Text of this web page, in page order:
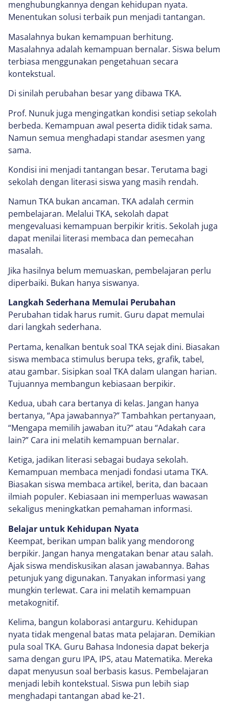
menghubungkannya dengan kehidupan nyata.
Menentukan solusi terbaik pun menjadi tantangan.
Masalahnya bukan kemampuan berhitung.
Masalahnya adalah kemampuan bernalar. Siswa belum
terbiasa menggunakan pengetahuan secara
kontekstual.
Di sinilah perubahan besar yang dibawa TKA.
Prof. Nunuk juga mengingatkan kondisi setiap sekolah
berbeda. Kemampuan awal peserta didik tidak sama.
Namun semua menghadapi standar asesmen yang
sama.
Kondisi ini menjadi tantangan besar. Terutama bagi
sekolah dengan literasi siswa yang masih rendah.
Namun TKA bukan ancaman. TKA adalah cermin
pembelajaran. Melalui TKA, sekolah dapat
mengevaluasi kemampuan berpikir kritis. Sekolah juga
dapat menilai literasi membaca dan pemecahan
masalah.
Jika hasilnya belum memuaskan, pembelajaran perlu
diperbaiki. Bukan hanya siswanya.
Langkah Sederhana Memulai Perubahan
Perubahan tidak harus rumit. Guru dapat memulai
dari langkah sederhana.
Pertama, kenalkan bentuk soal TKA sejak dini. Biasakan
siswa membaca stimulus berupa teks, grafik, tabel,
atau gambar. Sisipkan soal TKA dalam ulangan harian.
Tujuannya membangun kebiasaan berpikir.
Kedua, ubah cara bertanya di kelas. Jangan hanya
bertanya, “Apa jawabannya?” Tambahkan pertanyaan,
“Mengapa memilih jawaban itu?” atau “Adakah cara
lain?” Cara ini melatih kemampuan bernalar.
Ketiga, jadikan literasi sebagai budaya sekolah.
Kemampuan membaca menjadi fondasi utama TKA.
Biasakan siswa membaca artikel, berita, dan bacaan
ilmiah populer. Kebiasaan ini memperluas wawasan
sekaligus meningkatkan pemahaman informasi.
Belajar untuk Kehidupan Nyata
Keempat, berikan umpan balik yang mendorong
berpikir. Jangan hanya mengatakan benar atau salah.
Ajak siswa mendiskusikan alasan jawabannya. Bahas
petunjuk yang digunakan. Tanyakan informasi yang
mungkin terlewat. Cara ini melatih kemampuan
metakognitif.
Kelima, bangun kolaborasi antarguru. Kehidupan
nyata tidak mengenal batas mata pelajaran. Demikian
pula soal TKA. Guru Bahasa Indonesia dapat bekerja
sama dengan guru IPA, IPS, atau Matematika. Mereka
dapat menyusun soal berbasis kasus. Pembelajaran
menjadi lebih kontekstual. Siswa pun lebih siap
menghadapi tantangan abad ke-21.